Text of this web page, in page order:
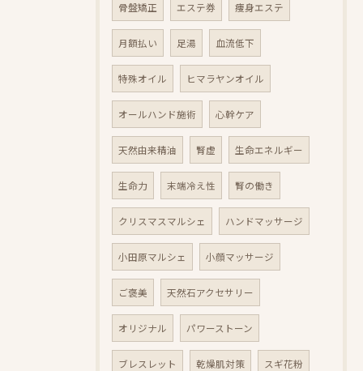
骨盤矯正 エステ券 痩身エステ
月額払い 足湯 血流低下
特殊オイル ヒマラヤンオイル
オールハンド施術 心幹ケア
天然由来精油 腎虚 生命エネルギー
生命力 末端冷え性 腎の働き
クリスマスマルシェ ハンドマッサージ
小田原マルシェ 小顔マッサージ
ご褒美 天然石アクセサリー
オリジナル パワーストーン
ブレスレット 乾燥肌対策 スギ花粉